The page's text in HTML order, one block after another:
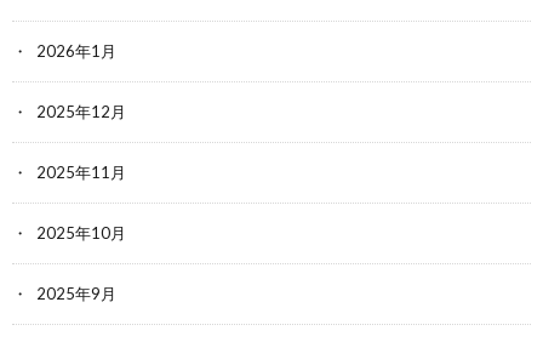
2026年1月
2025年12月
2025年11月
2025年10月
2025年9月